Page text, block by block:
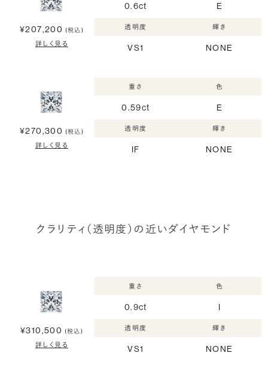
¥207,200 (税込)
詳しく見る
0.6ct E
透明度
VS1
輝き
NONE
¥270,300 (税込)
詳しく見る
重さ
0.59ct
色
E
透明度
IF
輝き
NONE
クラリティ（透明度）の近いダイヤモンド
¥310,500 (税込)
詳しく見る
重さ
0.9ct
色
I
透明度
VS1
輝き
NONE